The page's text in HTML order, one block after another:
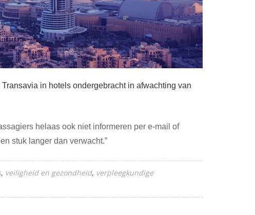
in hotels ondergebracht in afwachting van
helaas ook niet informeren per e-mail of
stuk langer dan verwacht.”
veiligheid en gezondheid verpleegkundige